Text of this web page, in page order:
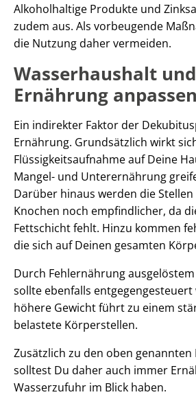
Alkoholhaltige Produkte und
zudem aus. Als vorbeugende
die Nutzung daher vermeiden.
Wasserhaushalt und
Ernährung anpassen
Ein indirekter Faktor der
Ernährung. Grundsätzlich wirkt
Flüssigkeitsaufnahme auf Deine
Mangel- und Unterernährung
Darüber hinaus werden die
Knochen noch empfindlicher, da
Fettschicht fehlt. Hinzu kommen
die sich auf Deinen gesamten
Durch Fehlernährung
sollte ebenfalls entgegengesteuert
höhere Gewicht führt zu einem
belastete Körperstellen.
Zusätzlich zu den oben genannten
solltest Du daher auch immer
Wasserzufuhr im Blick haben.